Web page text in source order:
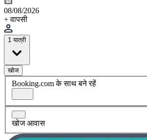
08/08/2026
+ वापसी
1 यात्री
खोज
Booking.com के साथ बने रहें
खोज आवास